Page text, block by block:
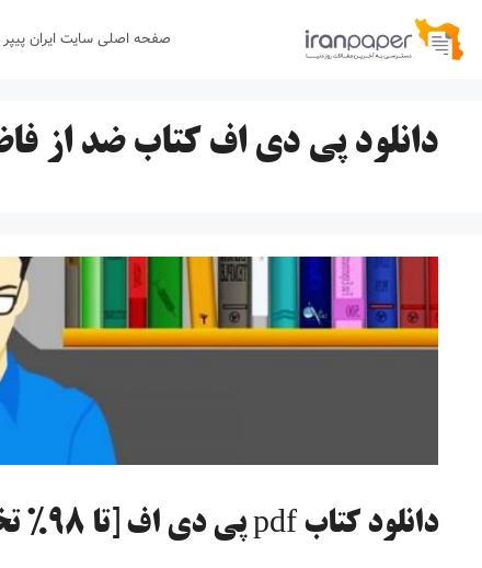
پرش
صفحه اصلی سایت ایران پیپر
دانلود پی دی اف کتاب ضد از
دانلود کتاب pdf پی دی اف [تا 98% تخفیف]